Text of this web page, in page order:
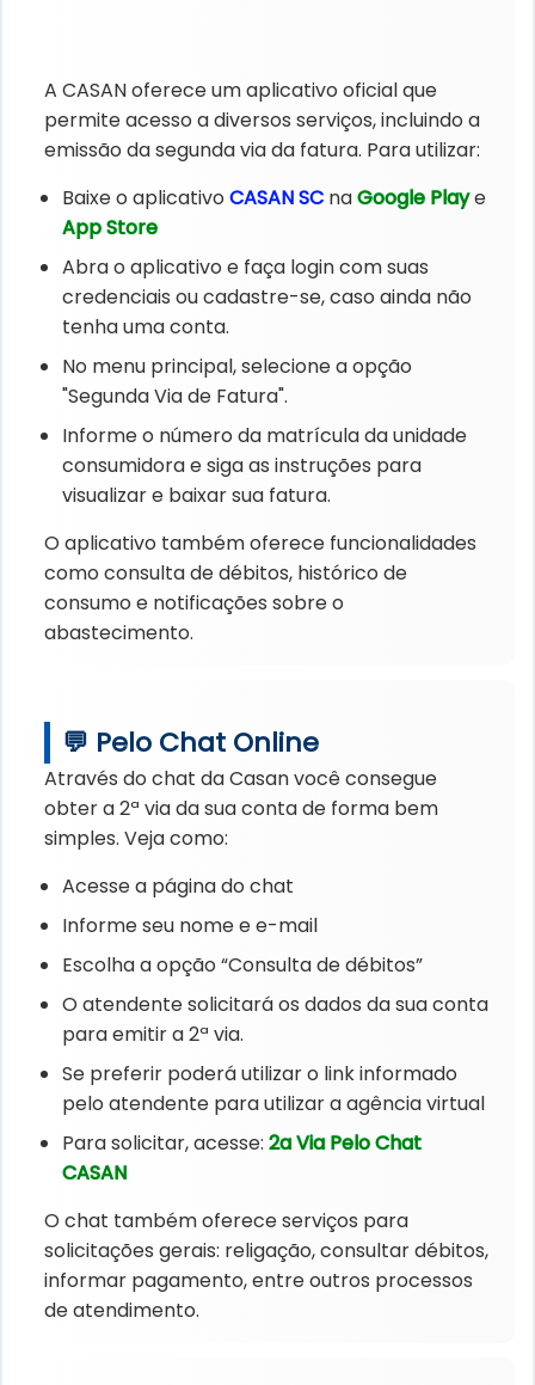
A CASAN oferece um aplicativo oficial que
permite acesso a diversos serviços, incluindo a
emissão da segunda via da fatura. Para utilizar:
Baixe o aplicativoCASAN SC naGoogle Playe
App Store
Abra o aplicativo e faça login com suas
credenciais ou cadastre-se, caso ainda não
tenha uma conta.
No menu principal, selecione a opção
"Segunda Via de Fatura".
Informe o número da matrícula da unidade
consumidora e siga as instruções para
visualizar e baixar sua fatura.
O aplicativo também oferece funcionalidades
como consulta de débitos, histórico de
consumo e notificações sobre o
abastecimento.
💬 Pelo Chat Online
Através do chat da Casan você consegue
obter a 2ª via da sua conta de forma bem
simples. Veja como:
Acesse a página do chat
Informe seu nome e e-mail
Escolha a opção “Consulta de débitos”
O atendente solicitará os dados da sua conta
para emitir a 2ª via.
Se preferir poderá utilizar o link informado
pelo atendente para utilizar a agência virtual
Para solicitar, acesse:2a Via Pelo Chat
CASAN
O chat também oferece serviços para
solicitações gerais: religação, consultar débitos,
informar pagamento, entre outros processos
de atendimento.